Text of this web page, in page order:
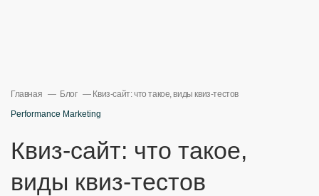
Главная Блог
Квиз-сайт: что такое, виды квиз-тестов
Performance Marketing
Квиз-сайт: что такое,
виды квиз-тестов